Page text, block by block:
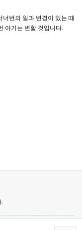
번의 일과 변경이 있는 때
아기는 변할 것입니다.